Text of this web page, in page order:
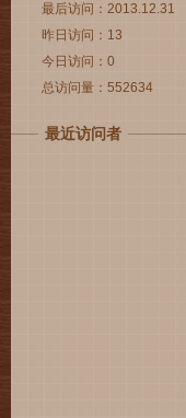
最后访问：2013.12.31
昨日访问：13
今日访问：0
总访问量：552634
最近访问者